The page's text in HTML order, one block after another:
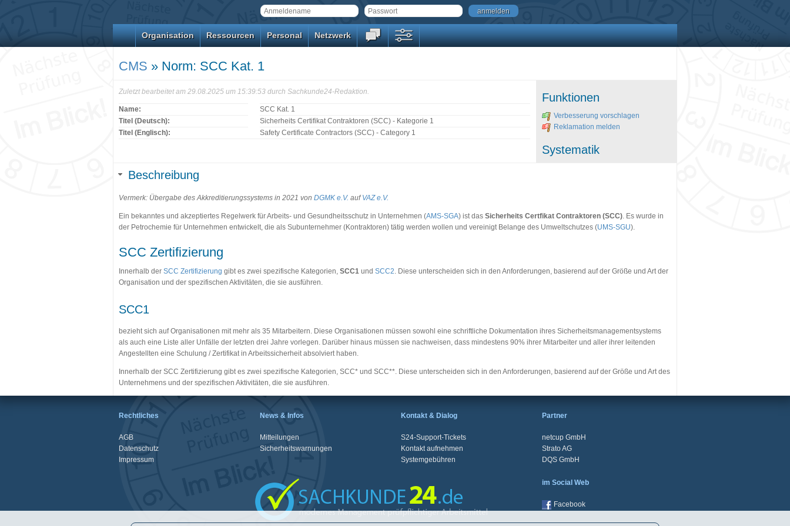
anmelden
Organisation Ressourcen Personal Netzwerk
CMS » Norm: SCC Kat. 1
Zuletzt bearbeitet am 29.08.2025 um 15:39:53 durch Sachkunde24-Redaktion.
Name:
SCC Kat. 1
Titel (Deutsch):
Sicherheits Certifikat Contraktoren (SCC) - Kategorie 1
Titel (Englisch):
Safety Certificate Contractors (SCC) - Category 1
Funktionen
Verbesserung vorschlagen
Reklamation melden
Systematik
Beschreibung
Vermerk: Übergabe des Akkreditierungssystems in 2021 von DGMK e.V. aufVAZ e.V.
Ein bekanntes und akzeptiertes Regelwerk für Arbeits- und Gesundheitsschutz in Unternehmen (AMS-SGA) ist das Sicherheits Certfikat Contraktoren (SCC). Es wurde in
der Petrochemie für Unternehmen entwickelt, die als Subunternehmer (Kontraktoren) tätig werden wollen und vereinigt Belange des Umweltschutzes (UMS-SGU).
SCC Zertifizierung
Innerhalb der SCC Zertifizierung gibt es zwei spezifische Kategorien, SCC1 und SCC2. Diese unterscheiden sich in den Anforderungen, basierend auf der Größe und Art der
Organisation und der spezifischen Aktivitäten, die sie ausführen.
SCC1
bezieht sich auf Organisationen mit mehr als 35 Mitarbeitern. Diese Organisationen müssen sowohl eine schriftliche Dokumentation ihres Sicherheitsmanagementsystems
als auch eine Liste aller Unfälle der letzten drei Jahre vorlegen. Darüber hinaus müssen sie nachweisen, dass mindestens 90% ihrer Mitarbeiter und aller ihrer leitenden
Angestellten eine Schulung / Zertifikat in Arbeitssicherheit absolviert haben.
Innerhalb der SCC Zertifizierung gibt es zwei spezifische Kategorien, SCC* und SCC**. Diese unterscheiden sich in den Anforderungen, basierend auf der Größe und Art des
Unternehmens und der spezifischen Aktivitäten, die sie ausführen.
Rechtliches
AGB
Datenschutz
Impressum
News & Infos
Mitteilungen
Sicherheitswarnungen
Kontakt & Dialog
S24-Support-Tickets
Kontakt aufnehmen
Systemgebühren
Partner
netcup GmbH
Strato AG
DQS GmbH
im Social Web
Facebook